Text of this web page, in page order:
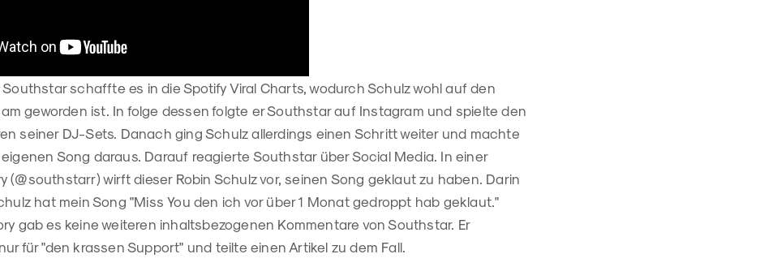
Southstar schaffte es in die Spotify Viral Charts, wodurch Schulz wohl auf den
geworden ist. In folge dessen folgte er Southstar auf Instagram und spielte den
seiner DJ-Sets. Danach ging Schulz allerdings einen Schritt weiter und machte
Song daraus. Darauf reagierte Southstar über Social Media. In einer
(@southstarr) wirft dieser Robin Schulz vor, seinen Song geklaut zu haben. Darin
hat mein Song "Miss You den ich vor über 1 Monat gedroppt hab geklaut."
gab es keine weiteren inhaltsbezogenen Kommentare von Southstar. Er
für "den krassen Support" und teilte einen Artikel zu dem Fall.